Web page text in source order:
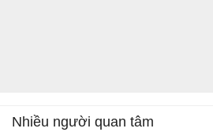
Nhiều người quan tâm